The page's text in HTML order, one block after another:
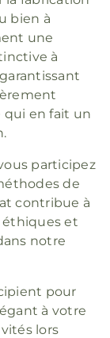
bien à
une
à
qui en fait un
participez
de
contribue à
éthiques et
notre
pour
à votre
lors